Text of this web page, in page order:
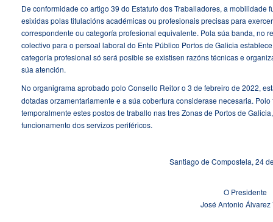
De conformidade co artigo 39 do Estatuto dos Traballadores, a
esixidas polas titulacións académicas ou profesionais precisas para
correspondente ou categoría profesional equivalente. Pola súa banda, no
colectivo para o persoal laboral do Ente Público Portos de Galicia
categoría profesional só será posible se existisen razóns técnicas e
súa atención.
No organigrama aprobado polo Consello Reitor o 3 de febreiro de 2022,
dotadas orzamentariamente e a súa cobertura considerase necesaria.
temporalmente estes postos de traballo nas tres Zonas de Portos de
funcionamento dos servizos periféricos.
Santiago de Compostela, 24
O Presidente
José Antonio Álvarez